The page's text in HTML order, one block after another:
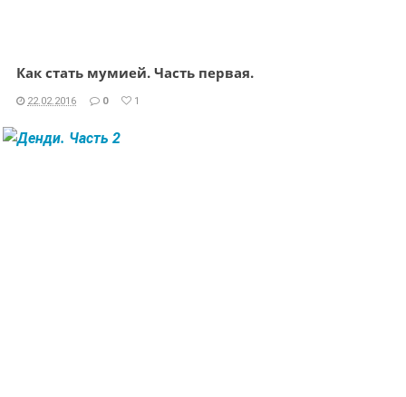
Как стать мумией. Часть первая.
22.02.2016 0 1